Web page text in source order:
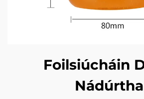
Foilsiúcháin
Nádúrtha